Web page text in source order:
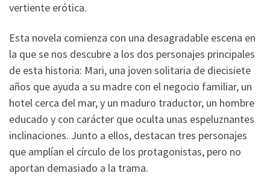
vertiente erótica.
Esta novela comienza con una desagradable escena en
la que se nos descubre a los dos personajes principales
de esta historia: Mari, una joven solitaria de diecisiete
años que ayuda a su madre con el negocio familiar, un
hotel cerca del mar, y un maduro traductor, un hombre
educado y con carácter que oculta unas espeluznantes
inclinaciones. Junto a ellos, destacan tres personajes
que amplían el círculo de los protagonistas, pero no
aportan demasiado a la trama.